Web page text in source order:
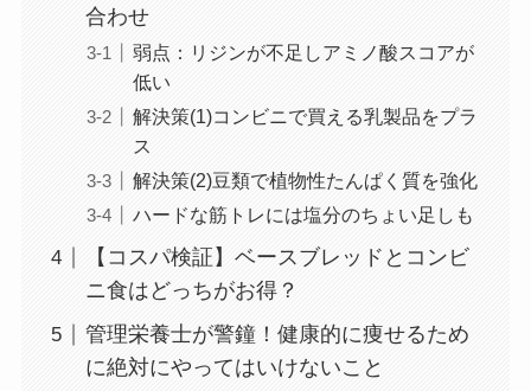
合わせ
弱点：リジンが不足しアミノ酸スコアが
低い
解決策(1)コンビニで買える乳製品をプラ
ス
解決策(2)豆類で植物性たんぱく質を強化
ハードな筋トレには塩分のちょい足しも
【コスパ検証】ベースブレッドとコンビ
ニ食はどっちがお得？
管理栄養士が警鐘！健康的に痩せるため
に絶対にやってはいけないこと